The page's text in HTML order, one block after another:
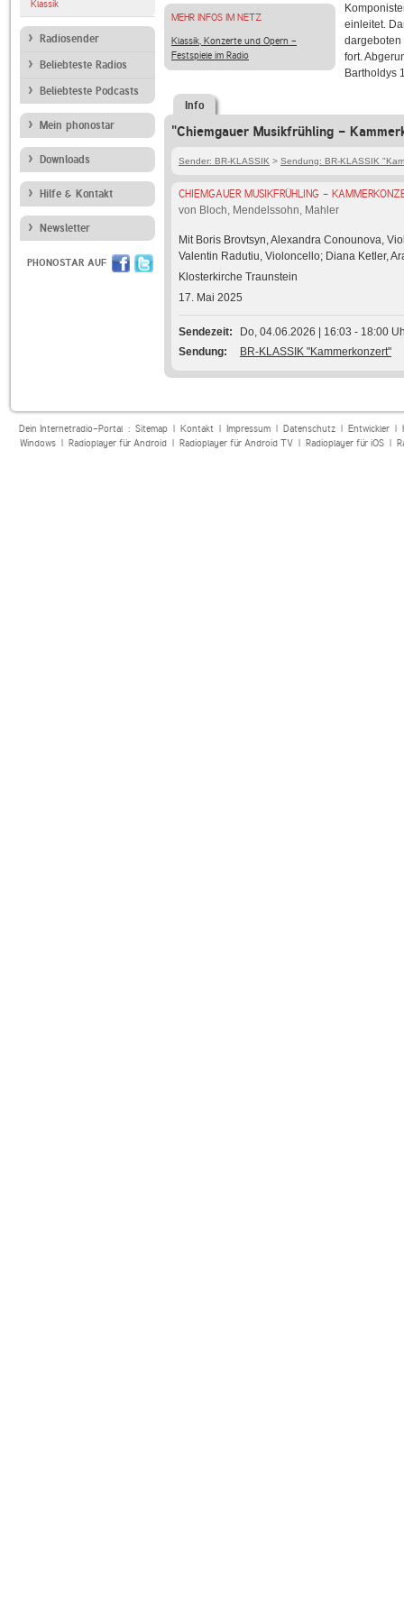
Klassik
Radiosender
Beliebteste Radios
Beliebteste Podcasts
Mein phonostar
Downloads
Hilfe & Kontakt
Newsletter
PHONOSTAR AUF
MEHR INFOS IM NETZ
Klassik, Konzerte und Opern -
Festspiele im Radio
einleitet.
dargeboten
fort.
Bartholdys
Info
"Chiemgauer Musikfrühling -
Sender: BR-KLASSIK > Sendung: BR-KLASSIK
CHIEMGAUER MUSIKFRÜHLING -
von Bloch, Mendelssohn, Mahler
Mit Boris Brovtsyn, Alexandra Conounova,
Valentin Radutiu, Violoncello; Diana Ketler,
Klosterkirche Traunstein
17. Mai 2025
Sendezeit
Do, 04.06.2026 | 16:03 - 18:00
Sendung
BR-KLASSIK "Kammerkonzert"
Dein Internetradio-Portal : Sitemap| Kontakt| Impressum| Datenschutz| Entwickler|
Windows| Radioplayer für Android| Radioplayer für Android TV| Radioplayer für iOS|